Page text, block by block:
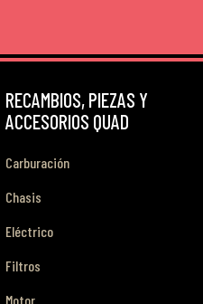
RECAMBIOS, PIEZAS Y
ACCESORIOS QUAD
Carburación
Chasis
Eléctrico
Filtros
Motor